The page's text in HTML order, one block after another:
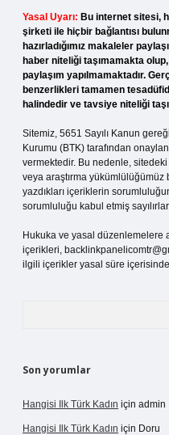
Yasal Uyarı: Bu internet sitesi,
şirketi ile hiçbir bağlantısı
hazırladığımız makaleler
haber niteliği taşımamakta
paylaşım yapılmamaktadır.
benzerlikleri tamamen
halindedir ve tavsiye niteliği
Sitemiz, 5651 Sayılı Kanun
Kurumu (BTK) tarafından
vermektedir. Bu nedenle,
veya araştırma yükümlülüğümüz
yazdıkları içeriklerin
sorumluluğu kabul etmiş
Hukuka ve yasal düzenlemelere
içerikleri,
ilgili içerikler yasal süre içerisinde
Son yorumlar
Hangisi Ilk Türk Kadın için admin
Hangisi Ilk Türk Kadın için Doru